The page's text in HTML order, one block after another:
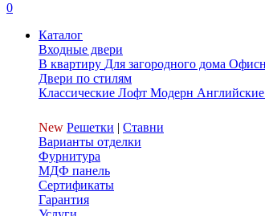
0
Каталог
Входные двери
В квартиру Для загородного дома
Двери по стилям
Классические Лофт Модерн Английские
New Решетки | Ставни
Варианты отделки
Фурнитура
МДФ панель
Сертификаты
Гарантия